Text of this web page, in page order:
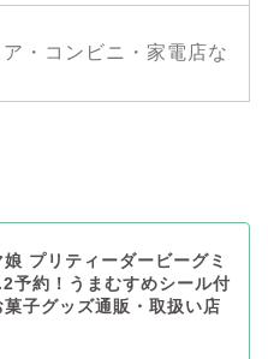
・コンビニ・家電店な
娘 プリティーダービーグミ
予約！うまむすめシール付
菓子グッズ通販・取扱い店